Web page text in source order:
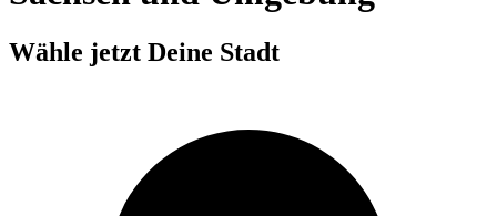
Wähle jetzt Deine Stadt